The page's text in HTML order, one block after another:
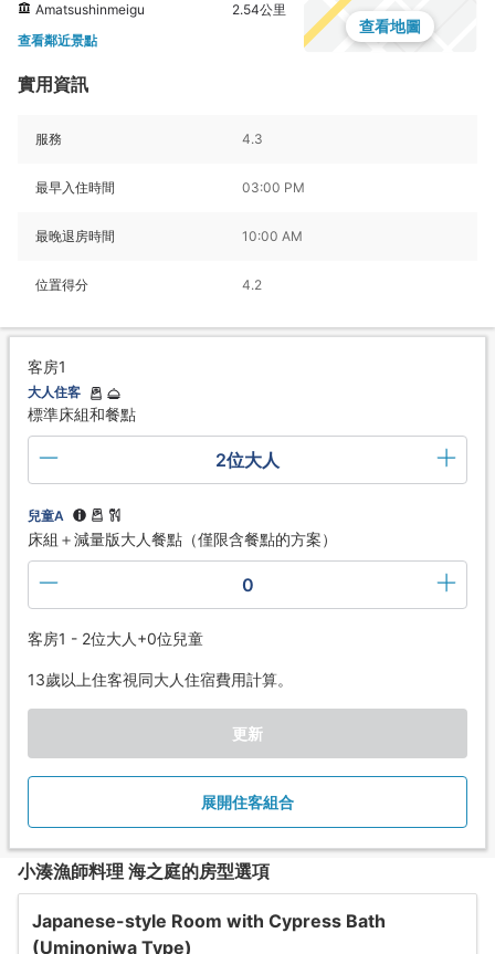
Amatsushinmeigu
2.54公里
查看鄰近景點
查看地圖
實用資訊
服務 4.3
最早入住時間 03:00 PM
最晚退房時間 10:00 AM
位置得分 4.2
客房1
大人住客
標準床組和餐點
2位大人
兒童A
床組＋減量版大人餐點（僅限含餐點的方案）
0
客房1 - 2位大人+0位兒童
13歲以上住客視同大人住宿費用計算。
更新
展開住客組合
小湊漁師料理 海之庭的房型選項
Japanese-style Room with Cypress Bath
(Uminoniwa Type)